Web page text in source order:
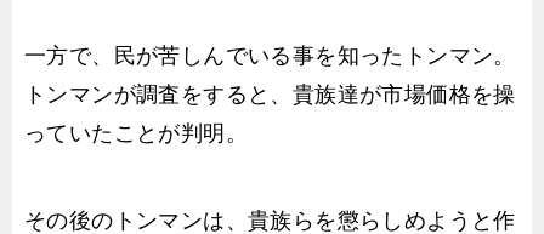
一方で、民が苦しんでいる事を知ったトンマン。
トンマンが調査をすると、貴族達が市場価格を操
っていたことが判明。
その後のトンマンは、貴族らを懲らしめようと作